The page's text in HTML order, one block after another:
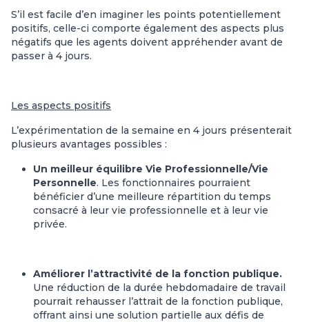
S’il est facile d’en imaginer les points potentiellement
positifs, celle-ci comporte également des aspects plus
négatifs que les agents doivent appréhender avant de
passer à 4 jours.
Les aspects positifs
L’expérimentation de la semaine en 4 jours présenterait
plusieurs avantages possibles :
Un meilleur équilibre Vie Professionnelle/Vie
Personnelle. Les fonctionnaires pourraient
bénéficier d’une meilleure répartition du temps
consacré à leur vie professionnelle et à leur vie
privée.
Améliorer l’attractivité de la fonction publique.
Une réduction de la durée hebdomadaire de travail
pourrait rehausser l’attrait de la fonction publique,
offrant ainsi une solution partielle aux défis de